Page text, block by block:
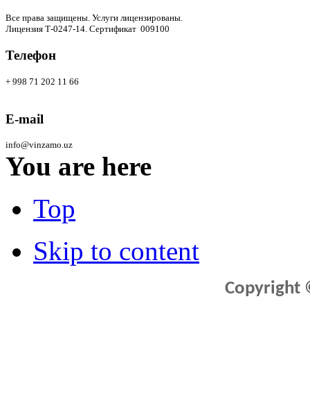
Все права защищены. Услуги лицензированы.
Лицензия Т-0247-14. Сертификат 009100
Телефон
+ 998 71 202 11 66
E-mail
info@vinzamo.uz
You are here
Top
Skip to content
Copyright